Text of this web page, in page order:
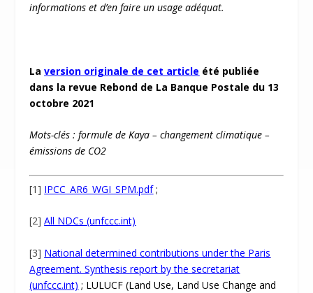
informations et d’en faire un usage adéquat.
Laversion originale de cet article été publiée
dans la revue Rebond de La Banque Postale du 13
octobre 2021
Mots-clés : formule de Kaya – changement climatique –
émissions de CO2
[1] IPCC_AR6_WGI_SPM.pdf;
[2] All NDCs (unfccc.int)
[3] National determined contributions under the Paris
Agreement. Synthesis report by the secretariat
(unfccc.int) ; LULUCF (Land Use, Land Use Change and